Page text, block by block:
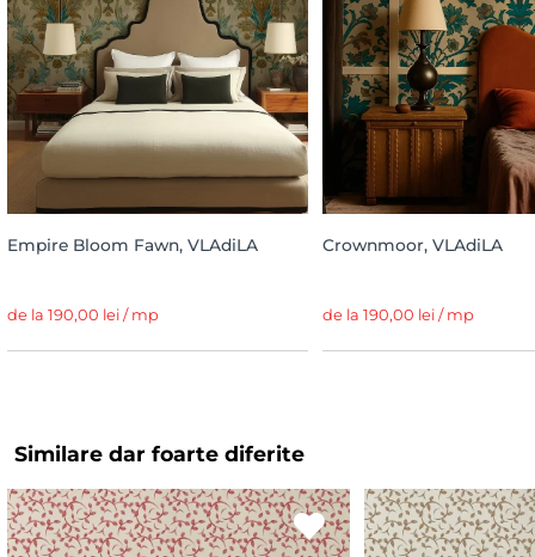
Empire Bloom Fawn, VLAdiLA
de la 190,00 lei / mp
Crownmoor, VLAdiLA
de la 190,00 lei / mp
Similare dar foarte diferite